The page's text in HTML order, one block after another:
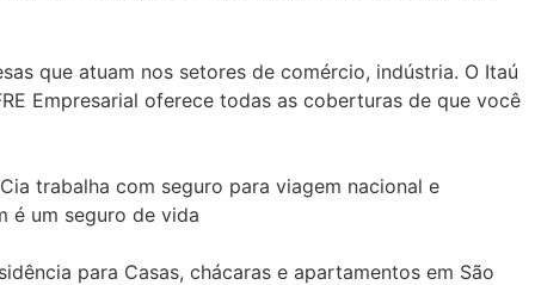
que atuam nos setores de comércio, indústria. O Itaú
Empresarial oferece todas as coberturas de que você
trabalha com seguro para viagem nacional e
é um seguro de vida
para Casas, chácaras e apartamentos em São